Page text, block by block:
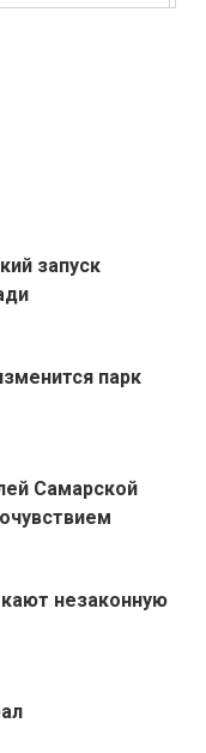
запуск
парк
Самарской
незаконную